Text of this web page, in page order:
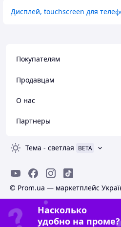
Дисплей, touchscreen для
Покупателям
Продавцам
О нас
Партнеры
Тема - светлая BETA
© Prom.ua — маркетплейс
Насколько
удобно на проме?